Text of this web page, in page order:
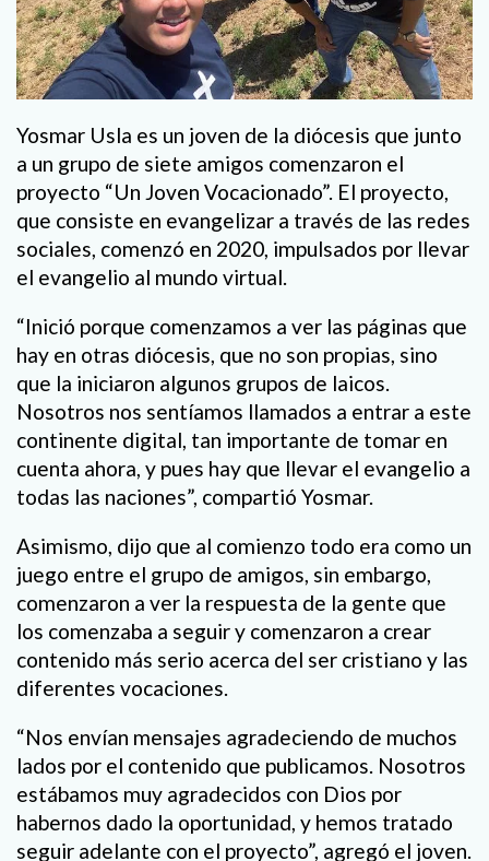
Yosmar Usla es un joven de la diócesis que junto
a un grupo de siete amigos comenzaron el
proyecto “Un Joven Vocacionado”. El proyecto,
que consiste en evangelizar a través de las redes
sociales, comenzó en 2020, impulsados por llevar
el evangelio al mundo virtual.
“Inició porque comenzamos a ver las páginas que
hay en otras diócesis, que no son propias, sino
que la iniciaron algunos grupos de laicos.
Nosotros nos sentíamos llamados a entrar a este
continente digital, tan importante de tomar en
cuenta ahora, y pues hay que llevar el evangelio a
todas las naciones”, compartió Yosmar.
Asimismo, dijo que al comienzo todo era como un
juego entre el grupo de amigos, sin embargo,
comenzaron a ver la respuesta de la gente que
los comenzaba a seguir y comenzaron a crear
contenido más serio acerca del ser cristiano y las
diferentes vocaciones.
“Nos envían mensajes agradeciendo de muchos
lados por el contenido que publicamos. Nosotros
estábamos muy agradecidos con Dios por
habernos dado la oportunidad, y hemos tratado
seguir adelante con el proyecto”, agregó el joven.